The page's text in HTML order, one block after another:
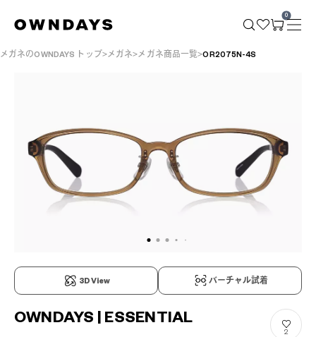
0
メガネのOWNDAYS トップ メガネ メガネ商品一覧 OR2075N-4S
3D View バーチャル試着
OWNDAYS | ESSENTIAL
2